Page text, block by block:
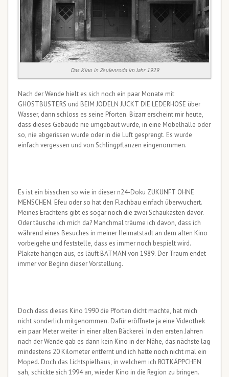
Das Kino in Zeulenroda im Jahr 1929
Nach der Wende hielt es sich noch ein paar Monate mit
GHOSTBUSTERS und BEIM JODELN JUCKT DIE LEDERHOSE über
Wasser, dann schloss es seine Pforten. Bizarr erscheint mir heute,
dass dieses Gebäude nie umgebaut wurde, in eine Möbelhalle oder
so, nie abgerissen wurde oder in die Luft gesprengt. Es wurde
einfach vergessen und von Schlingpflanzen eingenommen.
Es ist ein bisschen so wie in dieser n24-Doku ZUKUNFT OHNE
MENSCHEN. Efeu oder so hat den Flachbau einfach überwuchert.
Meines Erachtens gibt es sogar noch die zwei Schaukästen davor.
Oder täusche ich mich da? Manchmal träume ich davon, dass ich
während eines Besuches in meiner Heimatstadt an dem alten Kino
vorbeigehe und feststelle, dass es immer noch bespielt wird.
Plakate hängen aus, es läuft BATMAN von 1989. Der Traum endet
immer vor Beginn dieser Vorstellung.
Doch dass dieses Kino 1990 die Pforten dicht machte, hat mich
nicht sonderlich mitgenommen. Dafür eröffnete ja eine Videothek
ein paar Meter weiter in einer alten Bäckerei. In den ersten Jahren
nach der Wende gab es dann kein Kino in der Nähe, das nächste lag
mindestens 20 Kilometer entfernt und ich hatte noch nicht mal ein
Moped. Doch das Lichtspielhaus, in welchem ich ROTKÄPPCHEN
sah, schickte sich 1994 an, wieder Kino in die Region zu bringen.